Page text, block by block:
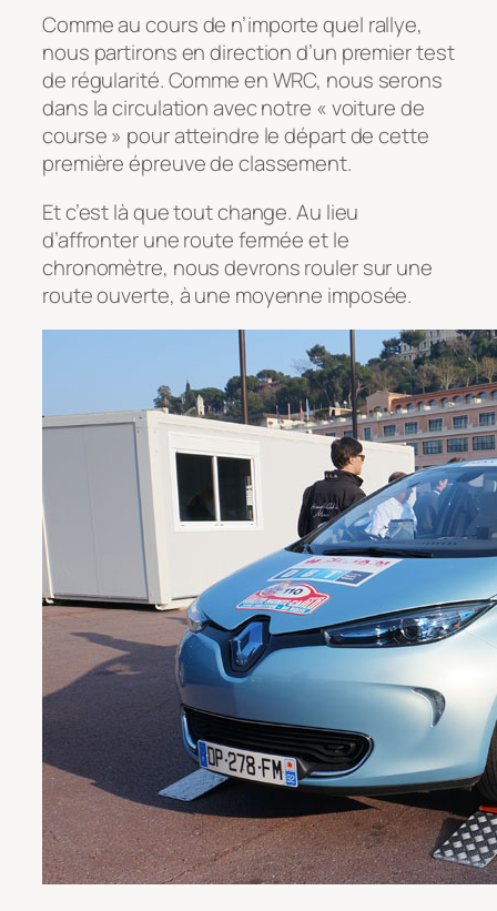
Comme au cours de n’importe quel rallye,
nous partirons en direction d’un premier test
de régularité. Comme en WRC, nous serons
dans la circulation avec notre « voiture de
course » pour atteindre le départ de cette
première épreuve de classement.
Et c’est là que tout change. Au lieu
d’affronter une route fermée et le
chronomètre, nous devrons rouler sur une
route ouverte, à une moyenne imposée.